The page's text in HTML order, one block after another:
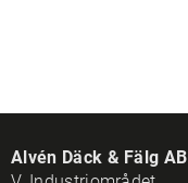
Alvén Däck & Fälg AB